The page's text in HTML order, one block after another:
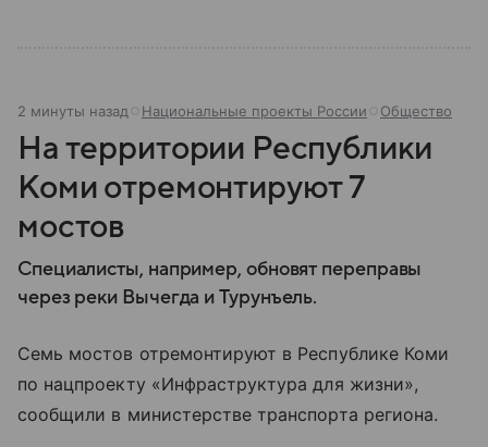
2 минуты назад Национальные проекты России Общество
На территории Республики
Коми отремонтируют 7
мостов
Специалисты, например, обновят переправы
через реки Вычегда и Турунъель.
Семь мостов отремонтируют в Республике Коми
по нацпроекту «Инфраструктура для жизни»,
сообщили в министерстве транспорта региона.